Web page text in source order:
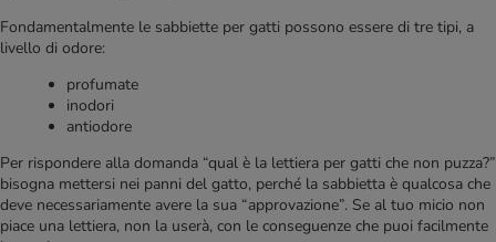
Fondamentalmente le sabbiette per gatti possono essere di tre tipi, a
livello di odore:
profumate
inodori
antiodore
Per rispondere alla domanda “qual è la lettiera per gatti che non puzza?”
bisogna mettersi nei panni del gatto, perché la sabbietta è qualcosa che
deve necessariamente avere la sua “approvazione”. Se al tuo micio non
piace una lettiera, non la userà, con le conseguenze che puoi facilmente